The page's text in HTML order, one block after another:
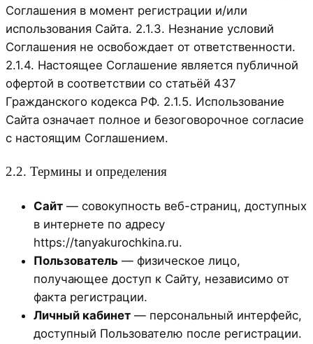
Соглашения в момент регистрации и/или
использования Сайта. 2.1.3. Незнание условий
Соглашения не освобождает от ответственности.
2.1.4. Настоящее Соглашение является публичной
офертой в соответствии со статьёй 437
Гражданского кодекса РФ. 2.1.5. Использование
Сайта означает полное и безоговорочное согласие
с настоящим Соглашением.
2.2. Термины и определения
Сайт — совокупность веб-страниц, доступных
в интернете по адресу
https://tanyakurochkina.ru.
Пользователь — физическое лицо,
получающее доступ к Сайту, независимо от
факта регистрации.
Личный кабинет — персональный интерфейс,
доступный Пользователю после регистрации.